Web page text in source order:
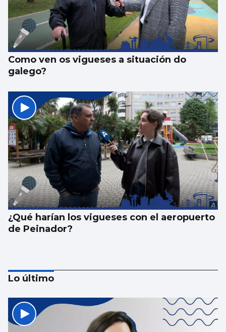
Como ven os vigueses a situación do
galego?
¿Qué harían los vigueses con el aeropuerto
de Peinador?
Lo último